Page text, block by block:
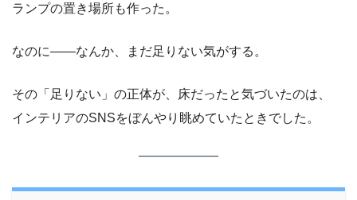
ランプの置き場所も作った。
なのに——なんか、まだ足りない気がする。
その「足りない」の正体が、床だったと気づいたのは、
インテリアのSNSをぼんやり眺めていたときでした。